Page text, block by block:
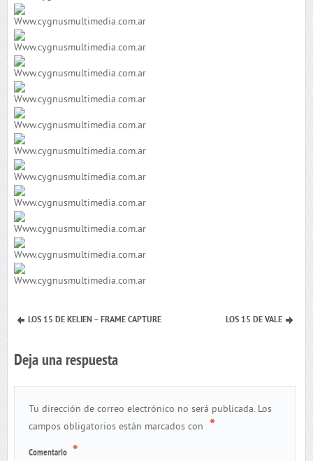
LOS 15 DE KELIEN – FRAME CAPTURE LOS 15 DE VALE
Deja una respuesta
Tu dirección de correo electrónico no será publicada. Los
campos obligatorios están marcados con *
Comentario *